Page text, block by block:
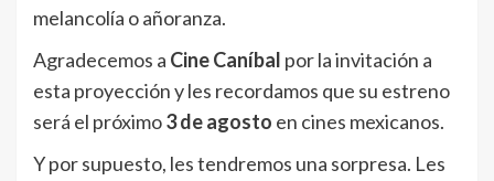
melancolía o añoranza.
Agradecemos a Cine Caníbal por la invitación a
esta proyección y les recordamos que su estreno
será el próximo3 de agosto en cines mexicanos.
Y por supuesto, les tendremos una sorpresa. Les